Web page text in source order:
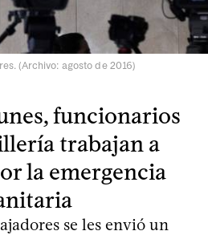
(Archivo: agosto de 2016)
funcionarios
trabajan a
la emergencia
se les envió un